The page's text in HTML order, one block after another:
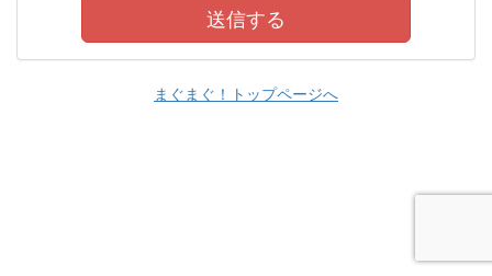
まぐまぐ！トップページへ